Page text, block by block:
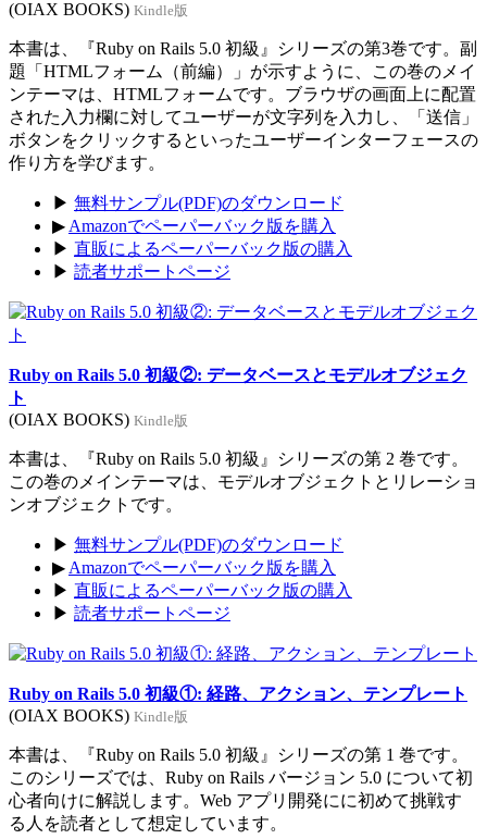
(OIAX BOOKS) Kindle版
本書は、『Ruby on Rails 5.0 初級』シリーズの第3巻です。副
題「HTMLフォーム（前編）」が示すように、この巻のメイ
ンテーマは、HTMLフォームです。ブラウザの画面上に配置
された入力欄に対してユーザーが文字列を入力し、「送信」
ボタンをクリックするといったユーザーインターフェースの
作り方を学びます。
▶ 無料サンプル(PDF)のダウンロード
▶ Amazonでペーパーバック版を購入
▶ 直販によるペーパーバック版の購入
▶ 読者サポートページ
Ruby on Rails 5.0 初級②: データベースとモデルオブジェク
ト
(OIAX BOOKS) Kindle版
本書は、『Ruby on Rails 5.0 初級』シリーズの第 2 巻です。
この巻のメインテーマは、モデルオブジェクトとリレーショ
ンオブジェクトです。
▶ 無料サンプル(PDF)のダウンロード
▶ Amazonでペーパーバック版を購入
▶ 直販によるペーパーバック版の購入
▶ 読者サポートページ
Ruby on Rails 5.0 初級①: 経路、アクション、テンプレート
(OIAX BOOKS) Kindle版
本書は、『Ruby on Rails 5.0 初級』シリーズの第 1 巻です。
このシリーズでは、Ruby on Rails バージョン 5.0 について初
心者向けに解説します。Web アプリ開発にに初めて挑戦す
る人を読者として想定しています。